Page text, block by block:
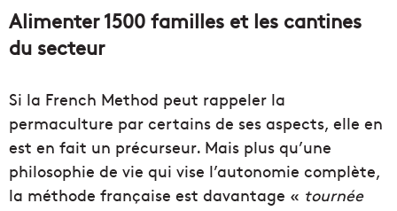
Alimenter 1500 familles et les cantines
du secteur
Si la French Method peut rappeler la
permaculture par certains de ses aspects, elle en
est en fait un précurseur. Mais plus qu’une
philosophie de vie qui vise l’autonomie complète,
la méthode française est davantage « tournée